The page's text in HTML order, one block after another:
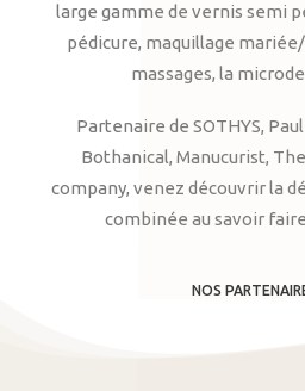
large gamme de vernis semi
pédicure, maquillage
massages, la
Partenaire de SOTHYS,
Bothanical, Manucurist,
company, venez découvrir la
combinée au savoir
NOS